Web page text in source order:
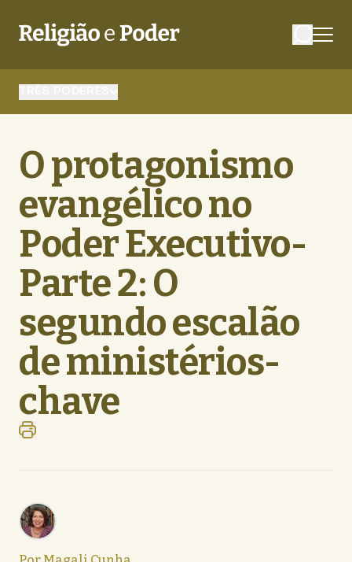
O protagonismo
evangélico no
Poder Executivo-
Parte 2: O
segundo escalão
de ministérios-
chave